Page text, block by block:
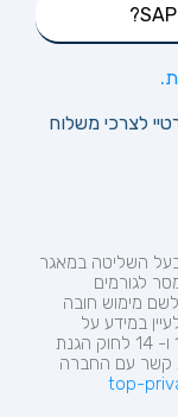
לצרכי משלוח
השליטה במאגר
לגורמים
מימוש חובה
במידע על
אודותיהם ולבקש לתקנו ע"פ הקבוע בסעיפים 13 ו- 14 לחוק הגנת
קשר עם החברה
top-